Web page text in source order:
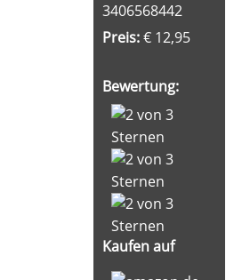
3406568442
Preis:€ 12,95
Bewertung:
Kaufen auf